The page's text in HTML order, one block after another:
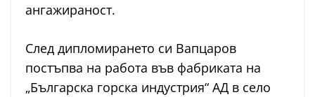
ангажираност.
След дипломирането си Вапцаров
постъпва на работа във фабриката на
„Българска горска индустрия“ АД в село